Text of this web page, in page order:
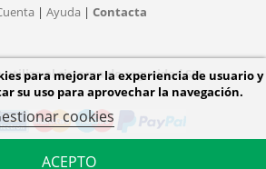
para mejorar la experiencia de usuario y
su uso para aprovechar la navegación.
cookies
ACEPTO
| Ayuda | Contacta
el sistema de seguridad SSL